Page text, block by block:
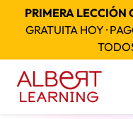
PRIMERA LECCIÓN
GRATUITA HOY ·